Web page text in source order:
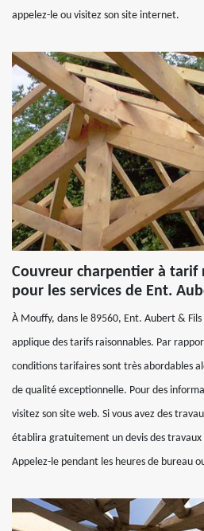
appelez-le ou visitez son site internet.
Couvreur charpentier à tarif
pour les services de Ent.
À Mouffy, dans le 89560, Ent. Aubert &
applique des tarifs raisonnables. Par
conditions tarifaires sont très abordables
de qualité exceptionnelle. Pour des
visitez son site web. Si vous avez des
établira gratuitement un devis des travaux
Appelez-le pendant les heures de bureau